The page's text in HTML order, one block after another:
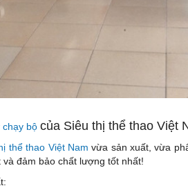
chạy bộ của Siêu thị thể thao Việt
thể thao Việt Nam vừa sản xuất, vừa
đảm bảo chất lượng tốt nhất!